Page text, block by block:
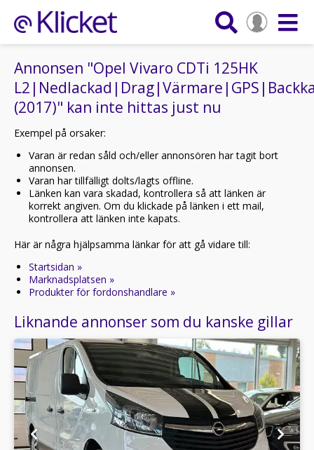
Annonsen "Opel Vivaro CDTi 125HK
(2017)" kan inte hittas just nu
Exempel på orsaker:
Varan är redan såld och/eller annonsören har tagit bort
annonsen.
Varan har tillfälligt dolts/lagts offline.
Länken kan vara skadad, kontrollera så att länken är
korrekt angiven. Om du klickade på länken i ett mail,
kontrollera att länken inte kapats.
Här är några hjälpsamma länkar för att gå vidare till:
Startsidan »
Marknadsplatsen »
Produkter för fordonshandlare »
Liknande annonser som du kanske gillar